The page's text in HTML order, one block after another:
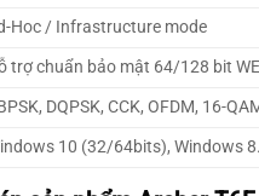
Hoc / Infrastructure mode
trợ chuẩn bảo mật 64/128 bit
DQPSK, CCK, OFDM, 16-
10 (32/64bits), Windows